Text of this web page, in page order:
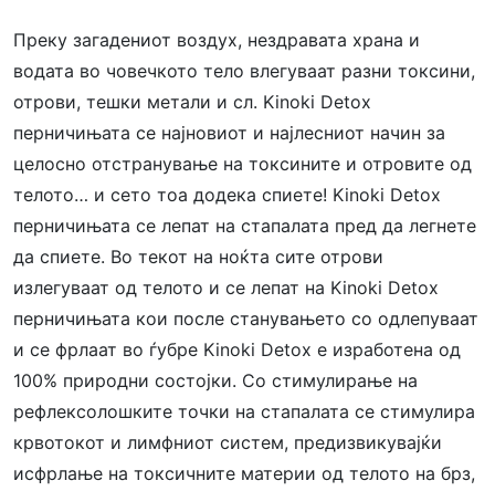
Преку загадениот воздух, нездравата храна и
водата во човечкото тело влегуваат разни токсини,
отрови, тешки метали и сл. Kinoki Detox
перничињата се најновиот и најлесниот начин за
целосно отстранување на токсините и отровите од
телото… и сето тоа додека спиете! Kinoki Detox
перничињата се лепат на стапалата пред да легнете
да спиете. Во текот на ноќта сите отрови
излегуваат од телото и се лепат на Kinoki Detox
перничињата кои после станувањето со одлепуваат
и се фрлаат во ѓубре Kinoki Detox е изработена од
100% природни состојки. Со стимулирање на
рефлексолошките точки на стапалата се стимулира
крвотокот и лимфниот систем, предизвикувајќи
исфрлање на токсичните материи од телото на брз,